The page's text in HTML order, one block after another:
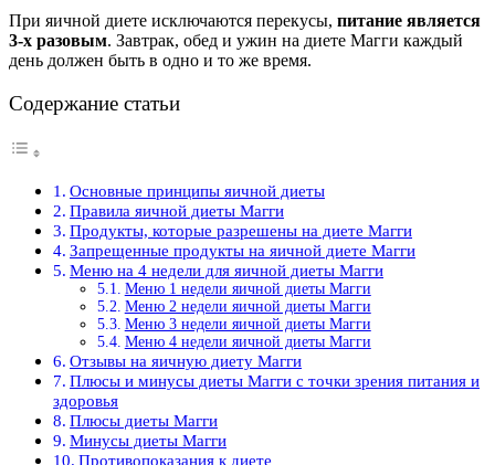
При яичной диете исключаются перекусы, питание является
3-х разовым. Завтрак, обед и ужин на диете Магги каждый
день должен быть в одно и то же время.
Содержание статьи
Основные принципы яичной диеты
Правила яичной диеты Магги
Продукты, которые разрешены на диете Магги
Запрещенные продукты на яичной диете Магги
Меню на 4 недели для яичной диеты Магги
Меню 1 недели яичной диеты Магги
Меню 2 недели яичной диеты Магги
Меню 3 недели яичной диеты Магги
Меню 4 недели яичной диеты Магги
Отзывы на яичную диету Магги
Плюсы и минусы диеты Магги с точки зрения питания и
здоровья
Плюсы диеты Магги
Минусы диеты Магги
Противопоказания к диете